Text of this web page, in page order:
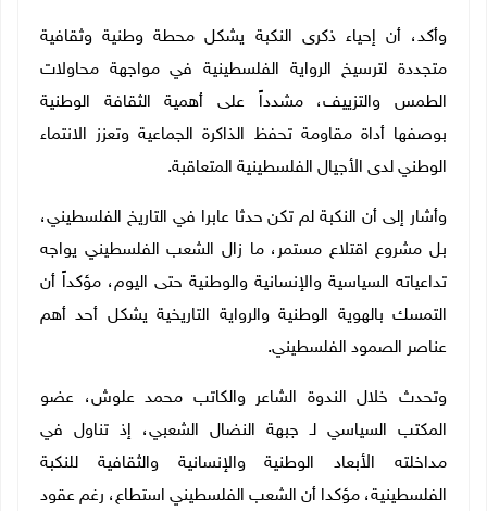
وأكد، أن إحياء ذكرى النكبة يشكل محطة وطنية وثقافية
متجددة لترسيخ الرواية الفلسطينية في مواجهة محاولات
الطمس والتزييف، مشدداً على أهمية الثقافة الوطنية
بوصفها أداة مقاومة تحفظ الذاكرة الجماعية وتعزز الانتماء
الوطني لدى الأجيال الفلسطينية المتعاقبة.
وأشار إلى أن النكبة لم تكن حدثا عابرا في التاريخ الفلسطيني،
بل مشروع اقتلاع مستمر، ما زال الشعب الفلسطيني يواجه
تداعياته السياسية والإنسانية والوطنية حتى اليوم، مؤكداً أن
التمسك بالهوية الوطنية والرواية التاريخية يشكل أحد أهم
عناصر الصمود الفلسطيني.
وتحدث خلال الندوة الشاعر والكاتب محمد علوش، عضو
المكتب السياسي لـ جبهة النضال الشعبي، إذ تناول في
مداخلته الأبعاد الوطنية والإنسانية والثقافية للنكبة
الفلسطينية، مؤكدا أن الشعب الفلسطيني استطاع، رغم عقود